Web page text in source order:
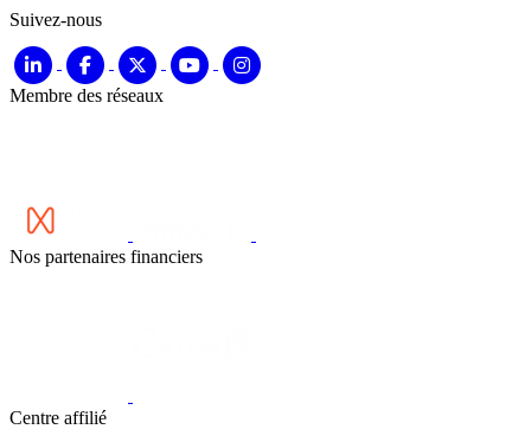
Suivez-nous
Membre des réseaux
Nos partenaires financiers
Centre affilié